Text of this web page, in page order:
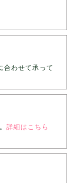
合わせて承って
詳細はこちら